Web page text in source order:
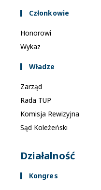
Członkowie
Honorowi
Wykaz
Władze
Zarząd
Rada TUP
Komisja Rewizyjna
Sąd Koleżeński
Działalność
Kongres